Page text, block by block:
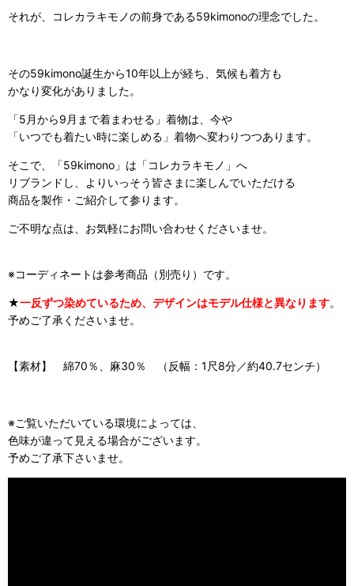
それが、コレカラキモノの前身である59kimonoの理念でした。
その59kimono誕生から10年以上が経ち、気候も着方も
かなり変化がありました。
「5月から9月まで着まわせる」着物は、今や
「いつでも着たい時に楽しめる」着物へ変わりつつあります。
そこで、「59kimono」は「コレカラキモノ」へ
リブランドし、よりいっそう皆さまに楽しんでいただける
商品を製作・ご紹介して参ります。
ご不明な点は、お気軽にお問い合わせくださいませ。
※コーディネートは参考商品（別売り）です。
★一反ずつ染めているため、デザインはモデル仕様と異なります。
予めご了承くださいませ。
【素材】 綿70％、麻30％ （反幅：1尺8分／約40.7センチ）
※ご覧いただいている環境によっては、
色味が違って見える場合がございます。
予めご了承下さいませ。